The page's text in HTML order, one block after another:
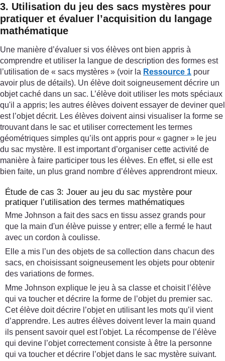
3. Utilisation du jeu des sacs mystères pour
pratiquer et évaluer l’acquisition du langage
mathématique
Une manière d’évaluer si vos élèves ont bien appris à
comprendre et utiliser la langue de description des formes est
l’utilisation de « sacs mystères » (voir la Ressource 1 pour
avoir plus de détails). Un élève doit soigneusement décrire un
objet caché dans un sac. L’élève doit utiliser les mots spéciaux
qu'il a appris; les autres élèves doivent essayer de deviner quel
est l’objet décrit. Les élèves doivent ainsi visualiser la forme se
trouvant dans le sac et utiliser correctement les termes
géométriques simples qu’ils ont appris pour « gagner » le jeu
du sac mystère. Il est important d’organiser cette activité de
manière à faire participer tous les élèves. En effet, si elle est
bien faite, un plus grand nombre d’élèves apprendront mieux.
Étude de cas 3: Jouer au jeu du sac mystère pour
pratiquer l’utilisation des termes mathématiques
Mme Johnson a fait des sacs en tissu assez grands pour
que la main d'un élève puisse y entrer; elle a fermé le haut
avec un cordon à coulisse.
Elle a mis l’un des objets de sa collection dans chacun des
sacs, en choisissant soigneusement les objets pour obtenir
des variations de formes.
Mme Johnson explique le jeu à sa classe et choisit l’élève
qui va toucher et décrire la forme de l’objet du premier sac.
Cet élève doit décrire l’objet en utilisant les mots qu’il vient
d’apprendre. Les autres élèves doivent lever la main quand
ils pensent savoir quel est l'objet. La récompense de l’élève
qui devine l’objet correctement consiste à être la personne
qui va toucher et décrire l’objet dans le sac mystère suivant.